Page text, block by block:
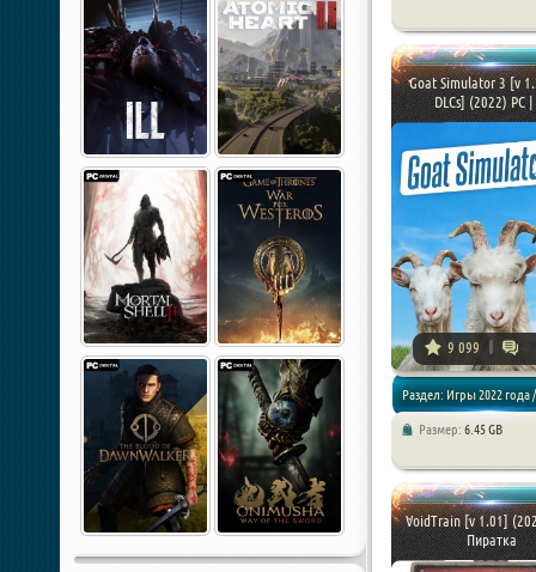
Goat Simulator 3 [v
DLCs] (2022) PC
9 099
Раздел: Игры 2022 года /
Симуляторы
Размер: 6.45 GB
VoidTrain [v 1.01]
Пиратка